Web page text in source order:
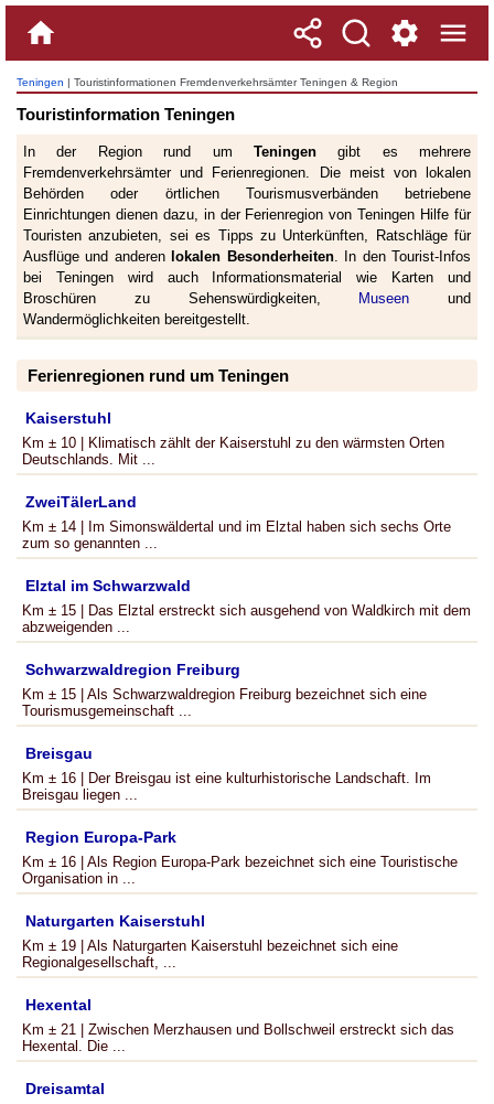
Teningen | Touristinformationen Fremdenverkehrsämter Teningen & Region
Touristinformation Teningen
In der Region rund um Teningengibt es mehrere
Fremdenverkehrsämter und Ferienregionen. Die meist von lokalen
Behörden oder örtlichen Tourismusverbänden betriebene
Einrichtungen dienen dazu, in der Ferienregion von Teningen Hilfe für
Touristen anzubieten, sei es Tipps zu Unterkünften, Ratschläge für
Ausflüge und anderen lokalen Besonderheiten. In den Tourist-Infos
bei Teningen wird auch Informationsmaterial wie Karten und
Broschüren zu Sehenswürdigkeiten,
Museen und
Wandermöglichkeiten bereitgestellt.
Ferienregionen rund um Teningen
Kaiserstuhl
Km ± 10 | Klimatisch zählt der Kaiserstuhl zu den wärmsten Orten
Deutschlands. Mit ...
ZweiTälerLand
Km ± 14 | Im Simonswäldertal und im Elztal haben sich sechs Orte
zum so genannten ...
Elztal im Schwarzwald
Km ± 15 | Das Elztal erstreckt sich ausgehend von Waldkirch mit dem
abzweigenden ...
Schwarzwaldregion Freiburg
Km ± 15 | Als Schwarzwaldregion Freiburg bezeichnet sich eine
Tourismusgemeinschaft ...
Breisgau
Km ± 16 | Der Breisgau ist eine kulturhistorische Landschaft. Im
Breisgau liegen ...
Region Europa-Park
Km ± 16 | Als Region Europa-Park bezeichnet sich eine Touristische
Organisation in ...
Naturgarten Kaiserstuhl
Km ± 19 | Als Naturgarten Kaiserstuhl bezeichnet sich eine
Regionalgesellschaft, ...
Hexental
Km ± 21 | Zwischen Merzhausen und Bollschweil erstreckt sich das
Hexental. Die ...
Dreisamtal